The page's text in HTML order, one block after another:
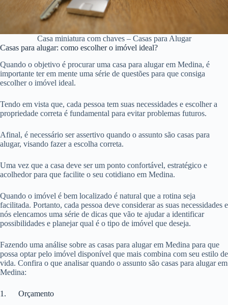
Casa miniatura com chaves – Casas para Alugar
Casas para alugar: como escolher o imóvel ideal?
Quando o objetivo é procurar uma casa para alugar em Medina, é
importante ter em mente uma série de questões para que consiga
escolher o imóvel ideal.
Tendo em vista que, cada pessoa tem suas necessidades e escolher a
propriedade correta é fundamental para evitar problemas futuros.
Afinal, é necessário ser assertivo quando o assunto são casas para
alugar, visando fazer a escolha correta.
Uma vez que a casa deve ser um ponto confortável, estratégico e
acolhedor para que facilite o seu cotidiano em Medina.
Quando o imóvel é bem localizado é natural que a rotina seja
facilitada. Portanto, cada pessoa deve considerar as suas necessidades e
nós elencamos uma série de dicas que vão te ajudar a identificar
possibilidades e planejar qual é o tipo de imóvel que deseja.
Fazendo uma análise sobre as casas para alugar em Medina para que
possa optar pelo imóvel disponível que mais combina com seu estilo de
vida. Confira o que analisar quando o assunto são casas para alugar em
Medina:
1. Orçamento